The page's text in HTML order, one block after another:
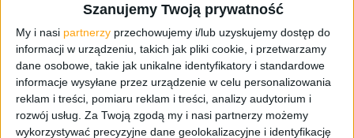
Szanujemy Twoją prywatność
My i nasi partnerzy przechowujemy i/lub uzyskujemy dostęp do
informacji w urządzeniu, takich jak pliki cookie, i przetwarzamy
dane osobowe, takie jak unikalne identyfikatory i standardowe
informacje wysyłane przez urządzenie w celu personalizowania
reklam i treści, pomiaru reklam i treści, analizy audytorium i
rozwój usług. Za Twoją zgodą my i nasi partnerzy możemy
wykorzystywać precyzyjne dane geolokalizacyjne i identyfikację